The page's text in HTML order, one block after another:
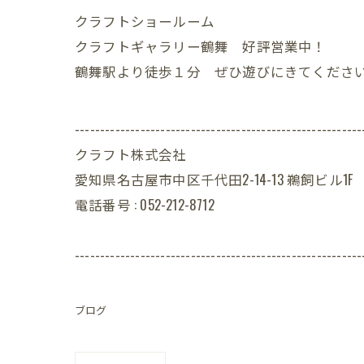
クラフトショールーム
クラフトギャラリー鶴舞 好評営業中！
鶴舞駅より徒歩１分 ぜひ遊びにきてください
クラフト株式会社
愛知県名古屋市中区千代田2-14-13 鵜飼ビル1F
電話番号 : 052-212-8712
ブログ